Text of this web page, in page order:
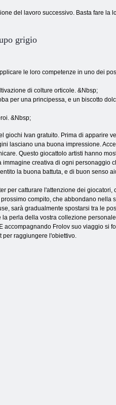
del lavoro successivo. Basta fare la
grigio
le loro competenze in uno dei
di colture orticole. &Nbsp;
per una principessa, e un biscotto
&Nbsp;
giochi Ivan gratuito. Prima di apparire
lasciano una buona impressione.
Questo giocattolo artisti hanno
creativa di ogni personaggio
la buona battuta, e di buon senso
per catturare l'attenzione dei giocatori,
compito, che abbondano nella
sarà gradualmente spostarsi tra le
perla della vostra collezione
Frolov suo viaggio si
per raggiungere l'obiettivo.